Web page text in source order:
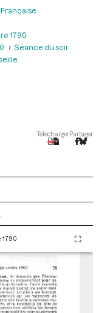
1790
Séance du soir
TéléchargerPartager
1790